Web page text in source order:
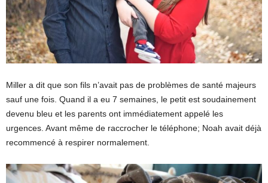
Miller a dit que son fils n’avait pas de problèmes de santé majeurs
sauf une fois. Quand il a eu 7 semaines, le petit est soudainement
devenu bleu et les parents ont immédiatement appelé les
urgences. Avant même de raccrocher le téléphone; Noah avait déjà
recommencé à respirer normalement.